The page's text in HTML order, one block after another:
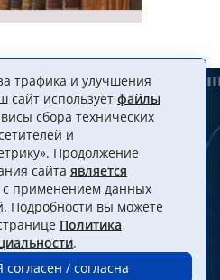
оферты
трафика и улучшения
сайт использует файлы
сбора технических
и
Продолжение
сайта является
с применением данных
Подробности вы можете
Политика
.
согласен / согласна